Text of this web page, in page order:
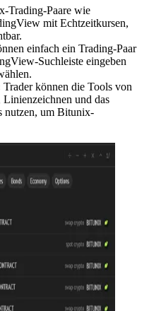
Trading-Paare wie
mit Echtzeitkursen,
einfach ein Trading-Paar
Suchleiste eingeben
Trader können die Tools von
und das
nutzen, um Bitunix-